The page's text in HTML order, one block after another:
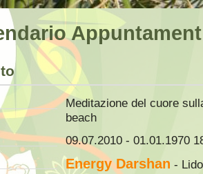
Meditazione del cuore
beach
09.07.2010 - 01.01.1970
Energy Darshan -